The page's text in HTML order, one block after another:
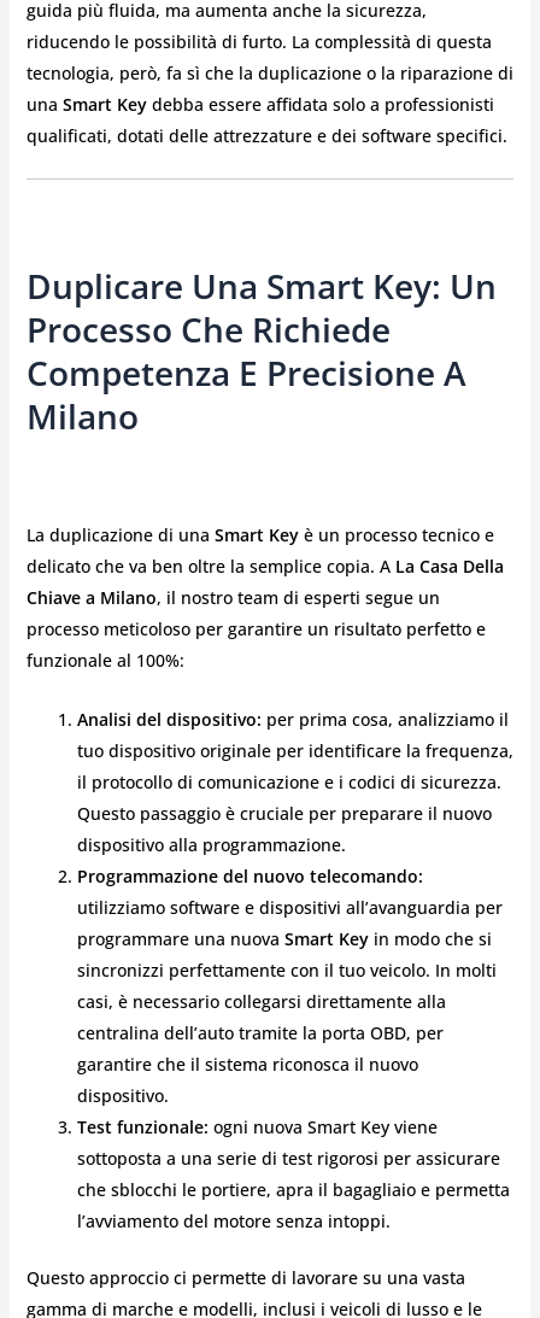
guida più fluida, ma aumenta anche la sicurezza,
riducendo le possibilità di furto. La complessità di questa
tecnologia, però, fa sì che la duplicazione o la riparazione di
una Smart Keydebba essere affidata solo a professionisti
qualificati, dotati delle attrezzature e dei software specifici.
Duplicare Una Smart Key: Un
Processo Che Richiede
Competenza E Precisione A
Milano
La duplicazione di una Smart Keyè un processo tecnico e
delicato che va ben oltre la semplice copia. A La Casa Della
Chiave a Milano, il nostro team di esperti segue un
processo meticoloso per garantire un risultato perfetto e
funzionale al 100%:
Analisi del dispositivo: per prima cosa, analizziamo il
tuo dispositivo originale per identificare la frequenza,
il protocollo di comunicazione e i codici di sicurezza.
Questo passaggio è cruciale per preparare il nuovo
dispositivo alla programmazione.
Programmazione del nuovo telecomando:
utilizziamo software e dispositivi all’avanguardia per
programmare una nuova Smart Keyin modo che si
sincronizzi perfettamente con il tuo veicolo. In molti
casi, è necessario collegarsi direttamente alla
centralina dell’auto tramite la porta OBD, per
garantire che il sistema riconosca il nuovo
dispositivo.
Test funzionale: ogni nuova Smart Key viene
sottoposta a una serie di test rigorosi per assicurare
che sblocchi le portiere, apra il bagagliaio e permetta
l’avviamento del motore senza intoppi.
Questo approccio ci permette di lavorare su una vasta
gamma di marche e modelli, inclusi i veicoli di lusso e le